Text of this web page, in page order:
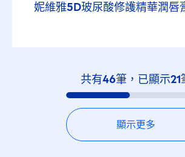
妮維雅5D玻尿酸修護精華潤唇
共有46筆，已顯示21
顯示更多